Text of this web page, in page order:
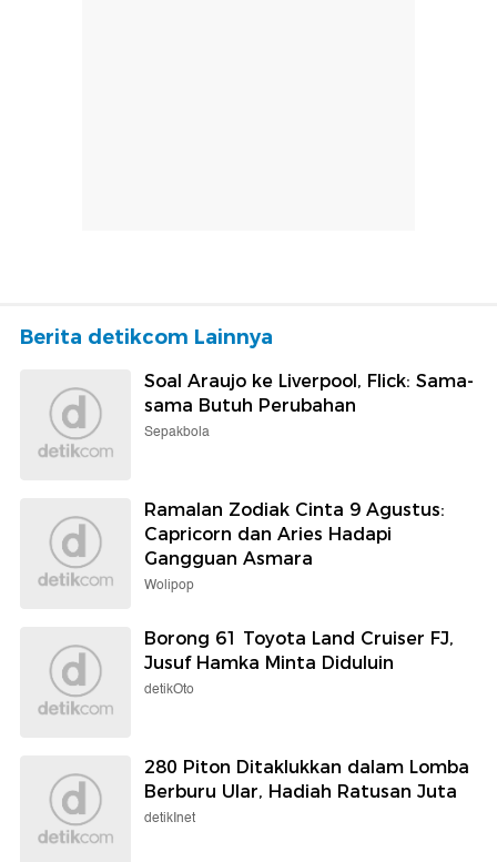
Berita detikcom Lainnya
Soal Araujo ke Liverpool, Flick: Sama-
sama Butuh Perubahan
Sepakbola
Ramalan Zodiak Cinta 9 Agustus:
Capricorn dan Aries Hadapi
Gangguan Asmara
Wolipop
Borong 61 Toyota Land Cruiser FJ,
Jusuf Hamka Minta Diduluin
detikOto
280 Piton Ditaklukkan dalam Lomba
Berburu Ular, Hadiah Ratusan Juta
detikInet